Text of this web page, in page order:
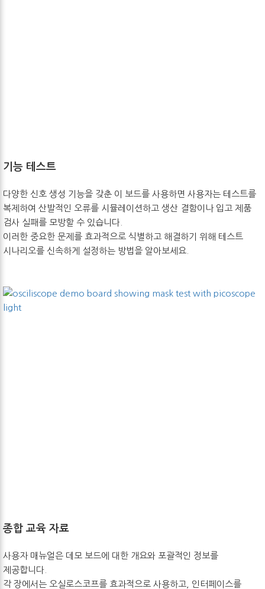
기능 테스트
다양한 신호 생성 기능을 갖춘 이 보드를 사용하면 사용자는 테스트를
복제하여 산발적인 오류를 시뮬레이션하고 생산 결함이나 입고 제품
검사 실패를 모방할 수 있습니다.
이러한 중요한 문제를 효과적으로 식별하고 해결하기 위해 테스트
시나리오를 신속하게 설정하는 방법을 알아보세요.
종합 교육 자료
사용자 매뉴얼은 데모 보드에 대한 개요와 포괄적인 정보를
제공합니다.
각 장에서는 오실로스코프를 효과적으로 사용하고, 인터페이스를